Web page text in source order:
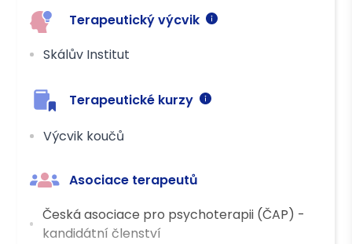
Terapeutický výcvik
Skálův Institut
Terapeutické kurzy
Výcvik koučů
Asociace terapeutů
Česká asociace pro psychoterapii (ČAP) -
kandidátní členství